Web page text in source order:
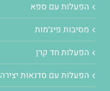
הפעלות עם ספא
מסיבות פיג׳מות
הפעלות חד קרן
הפעלות עם סדנאות יצירה